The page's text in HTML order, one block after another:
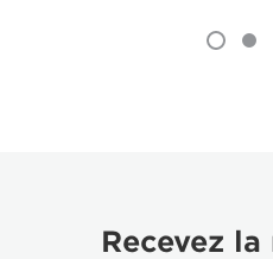
Recevez